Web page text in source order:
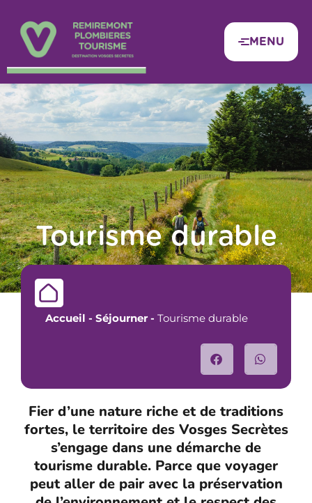
MENU
Tourisme durable
Accueil - Séjourner - Tourisme durable
Fier d’une nature riche et de traditions
fortes, le territoire des Vosges Secrètes
s’engage dans une démarche de
tourisme durable. Parce que voyager
peut aller de pair avec la préservation